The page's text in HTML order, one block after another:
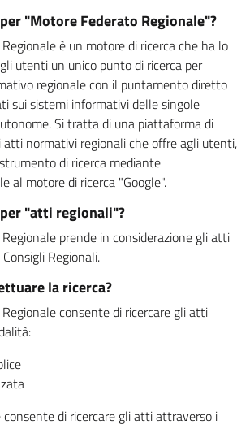
"Motore Federato Regionale"?
è un motore di ricerca che ha lo
utenti un unico punto di ricerca per
regionale con il puntamento diretto
sui sistemi informativi delle singole
Si tratta di una piattaforma di
atti normativi regionali che offre agli utenti,
di ricerca mediante
al motore di ricerca "Google".
"atti regionali"?
prende in considerazione gli atti
Regionali.
la ricerca?
consente di ricercare gli atti
consente di ricercare gli atti attraverso i